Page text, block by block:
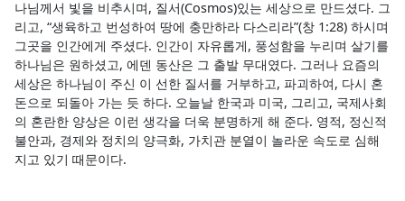
나님께서 빛을 비추시며, 질서(Cosmos)있는 세상으로 만드셨다. 그
리고, “생육하고 번성하여 땅에 충만하라 다스리라”(창 1:28) 하시며
그곳을 인간에게 주셨다. 인간이 자유롭게, 풍성함을 누리며 살기를
하나님은 원하셨고, 에덴 동산은 그 출발 무대였다. 그러나 요즘의
세상은 하나님이 주신 이 선한 질서를 거부하고, 파괴하여, 다시 혼
돈으로 되돌아 가는 듯 하다. 오늘날 한국과 미국, 그리고, 국제사회
의 혼란한 양상은 이런 생각을 더욱 분명하게 해 준다. 영적, 정신적
불안과, 경제와 정치의 양극화, 가치관 분열이 놀라운 속도로 심해
지고 있기 때문이다.